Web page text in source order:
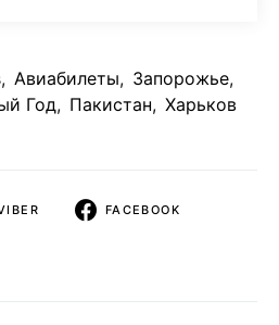
, Авиабилеты, Запорожье,
Год, Пакистан, Харьков
FACEBOOK